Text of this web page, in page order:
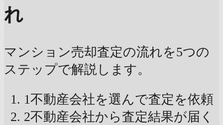
れ
マンション売却査定の流れを5つの
ステップで解説します。
1不動産会社を選んで査定を依頼
2不動産会社から査定結果が届く